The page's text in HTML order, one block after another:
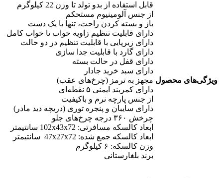
ویژگی‌های محصول
قابل استفاده از بدو تولد تا وزن 22 کیلوگرم
از جنس آلومینیوم مستحکم
باز و بسته کردن راحت، تنها با یک دست
دارای قابلیت تنظیم زاویه خواب تا خواب کامل
دارای زیرپایی با قابلیت تنظیم در دو حالت
دارای گارد با قابلیت جدا سازی
دارای قفل در حالت بسته
دارای سبد خرید جادار
مجهز به ترمز (چرخ‌های عقب)
دارای کمربند ایمنی ۵ نقطه‌ای
از جنس پارچه نرم و باکیفیت
دارای سایبان و پنجره توری (دریچه دید مادر)
چرخش ۳۶۰ درجه چرخ‌های جلو
ابعاد کالسکه مسافرتی: 102x43x72 سانتیمتر
ابعاد کالسکه جمع شده: 47x27x72 سانتیمتر
وزن کالسکه: ۶ کیلوگرم
برند بلغارستانی